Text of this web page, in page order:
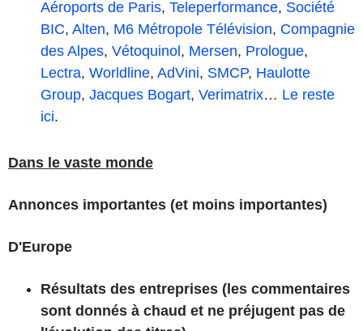
Aéroports de Paris, Teleperformance, Société
BIC, Alten, M6 Métropole Télévision, Compagnie
des Alpes, Vétoquinol, Mersen, Prologue,
Lectra, Worldline, AdVini, SMCP, Haulotte
Group, Jacques Bogart, Verimatrix… Le reste
ici.
Dans le vaste monde
Annonces importantes (et moins importantes)
D'Europe
Résultats des entreprises (les commentaires
sont donnés à chaud et ne préjugent pas de